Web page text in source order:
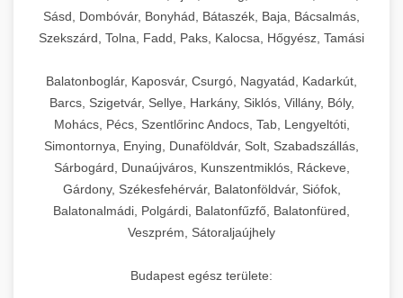
aikampany.hu AI hirdetési automatizálás
Professzionális ipari dagasztógépek és
tésztakeverő gépek pékségek és kereskedelmi
konyhák számára. Masszív konstrukció
megbízható teljesítményhez.
chef-iparikonyhagepek.hu
kereskedelmi tésztakeverő
🔪 21. Ipari Szeletelőgép +
Ipari hús- és sajtszeletelő gépek professzionális
élelmiszer-előkészítéshez. Precíziós vágás
állítható vastagság beállítással.
chef-iparikonyhagepek.hu
professzionális élelmiszer szeletelő
📦 22. Vákuumozó Gép +
Kereskedelmi vákuumcsomagoló berendezések
élelmiszerek tartósításához. Hosszabbítsa a
szavatossági időt és tartsa meg a termék
frissességét.
🎁 23. Vákuumfóliázó Gép +
Ipari vákuumfóliázó gépek professzionális
Hatékony lezárási és tartósítási megoldások.
Sásd, Dombóvár, Bonyhád, Bátaszék, Baja, Bácsalmás,
Szekszárd, Tolna, Fadd, Paks, Kalocsa, Hőgyész, Tamási
Balatonboglár, Kaposvár, Csurgó, Nagyatád, Kadarkút,
Barcs, Szigetvár, Sellye, Harkány, Siklós, Villány, Bóly,
Mohács, Pécs, Szentlőrinc Andocs, Tab, Lengyeltóti,
Simontornya, Enying, Dunaföldvár, Solt, Szabadszállás,
Sárbogárd, Dunaújváros, Kunszentmiklós, Ráckeve,
Gárdony, Székesfehérvár, Balatonföldvár, Siófok,
Balatonalmádi, Polgárdi, Balatonfűzfő, Balatonfüred,
Veszprém, Sátoraljaújhely
Budapest egész területe: